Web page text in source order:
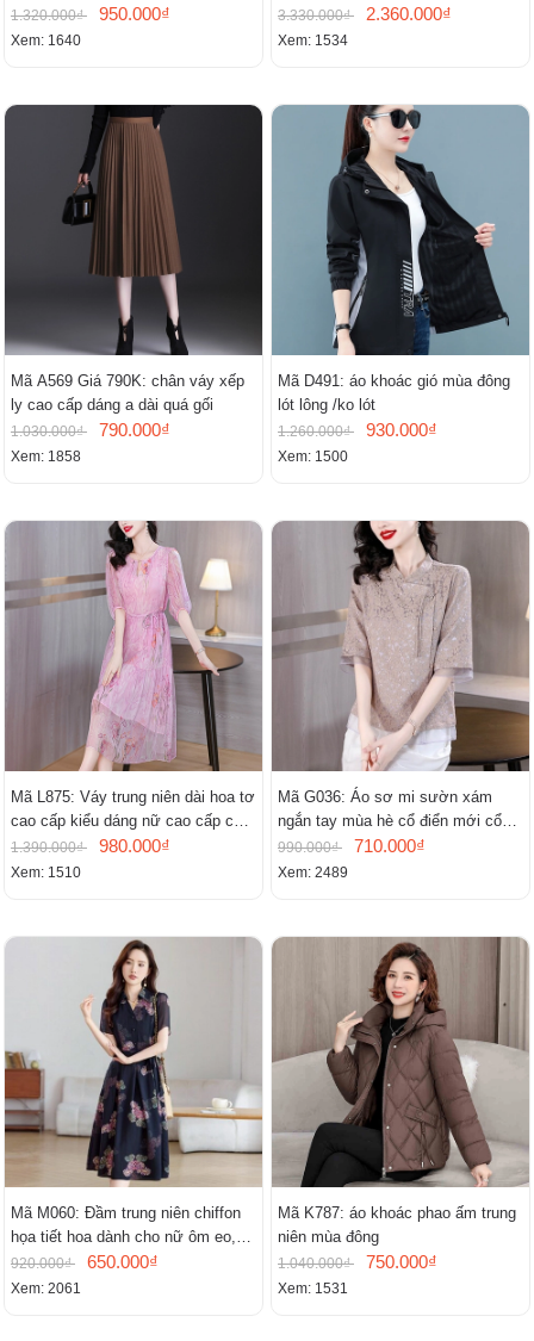
1.320.000₫ 950.000₫
Xem: 1640
cấp
3.330.000₫ 2.360.000₫
Xem: 1534
Mã A569 Giá 790K: chân váy xếp
ly cao cấp dáng a dài quá gối
1.030.000₫ 790.000₫
Xem: 1858
Mã D491: áo khoác gió mùa đông
lót lông /ko lót
1.260.000₫ 930.000₫
Xem: 1500
Mã L875: Váy trung niên dài hoa tơ
cao cấp kiểu dáng nữ cao cấp cao
cấp thần
1.390.000₫ 980.000₫
Xem: 1510
Mã G036: Áo sơ mi sườn xám
ngắn tay mùa hè cổ điển mới cổ
đứng
990.000₫ 710.000₫
Xem: 2489
Mã M060: Đầm trung niên chiffon
họa tiết hoa dành cho nữ ôm eo,
cổ chữ V, đầm midi tay ngắn thanh
lịch.
920.000₫ 650.000₫
Xem: 2061
Mã K787: áo khoác phao ấm trung
niên mùa đông
1.040.000₫ 750.000₫
Xem: 1531